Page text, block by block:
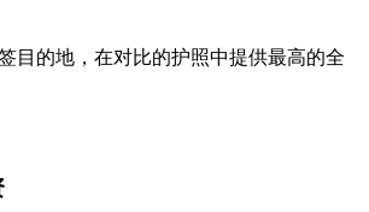
目的地，在对比的护照中提供最高的全